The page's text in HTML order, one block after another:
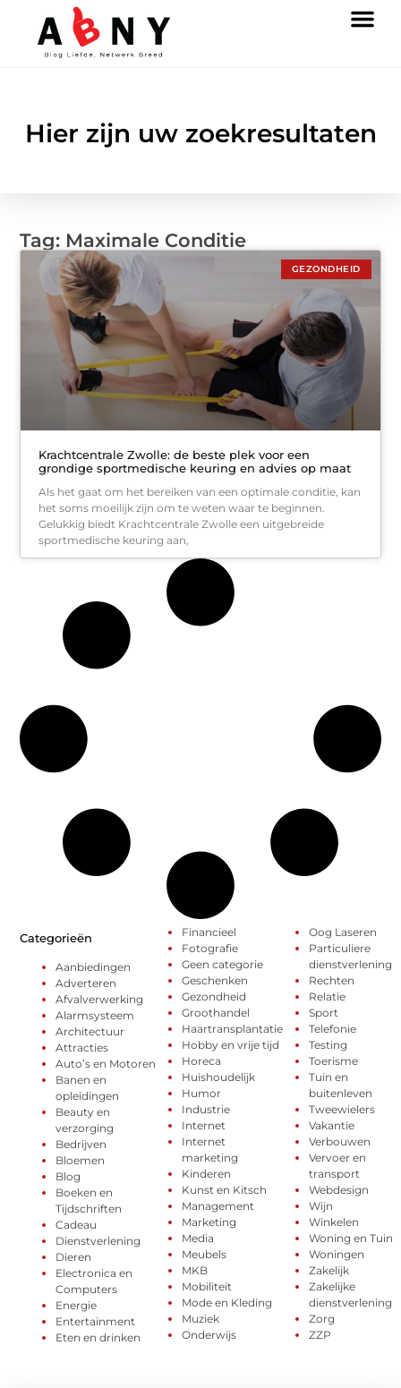
Hier zijn uw zoekresultaten
Tag: Maximale Conditie
GEZONDHEID
Krachtcentrale Zwolle: de beste plek voor een
grondige sportmedische keuring en advies op maat
Als het gaat om het bereiken van een optimale conditie, kan
het soms moeilijk zijn om te weten waar te beginnen.
Gelukkig biedt Krachtcentrale Zwolle een uitgebreide
sportmedische keuring aan,
Categorieën
Aanbiedingen
Adverteren
Afvalverwerking
Alarmsysteem
Architectuur
Attracties
Auto’s en Motoren
Banen en
opleidingen
Beauty en
verzorging
Bedrijven
Bloemen
Blog
Boeken en
Tijdschriften
Cadeau
Dienstverlening
Dieren
Electronica en
Computers
Energie
Entertainment
Eten en drinken
Financieel
Fotografie
Geen categorie
Geschenken
Gezondheid
Groothandel
Haartransplantatie
Hobby en vrije tijd
Horeca
Huishoudelijk
Humor
Industrie
Internet
Internet
marketing
Kinderen
Kunst en Kitsch
Management
Marketing
Media
Meubels
MKB
Mobiliteit
Mode en Kleding
Muziek
Onderwijs
Oog Laseren
Particuliere
dienstverlening
Rechten
Relatie
Sport
Telefonie
Testing
Toerisme
Tuin en
buitenleven
Tweewielers
Vakantie
Verbouwen
Vervoer en
transport
Webdesign
Wijn
Winkelen
Woning en Tuin
Woningen
Zakelijk
Zakelijke
dienstverlening
Zorg
ZZP